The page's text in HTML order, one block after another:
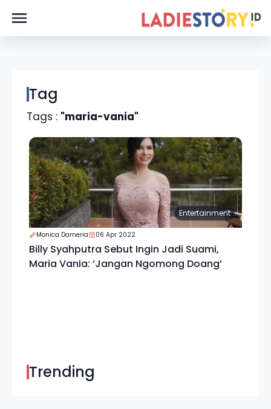
Tag
Tags : "maria-vania"
Entertainment
Monica Dameria 06 Apr 2022
Billy Syahputra Sebut Ingin Jadi Suami,
Maria Vania: ‘Jangan Ngomong Doang’
Trending